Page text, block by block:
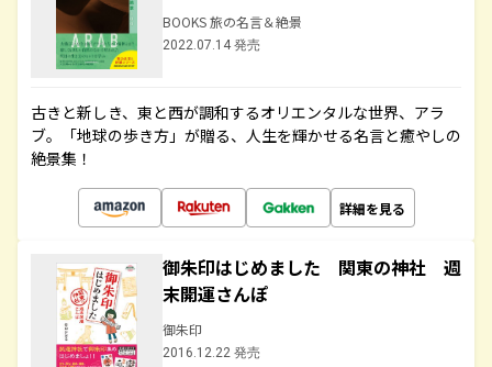
BOOKS 旅の名言＆絶景
2022.07.14 発売
古きと新しき、東と西が調和するオリエンタルな世界、アラ
ブ。「地球の歩き方」が贈る、人生を輝かせる名言と癒やしの
絶景集！
詳細を見る
御朱印はじめました 関東の神社 週
末開運さんぽ
御朱印
2016.12.22 発売